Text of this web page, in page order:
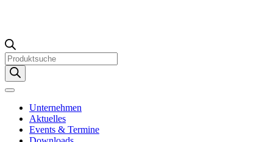
Products
search
Unternehmen
Aktuelles
Events & Termine